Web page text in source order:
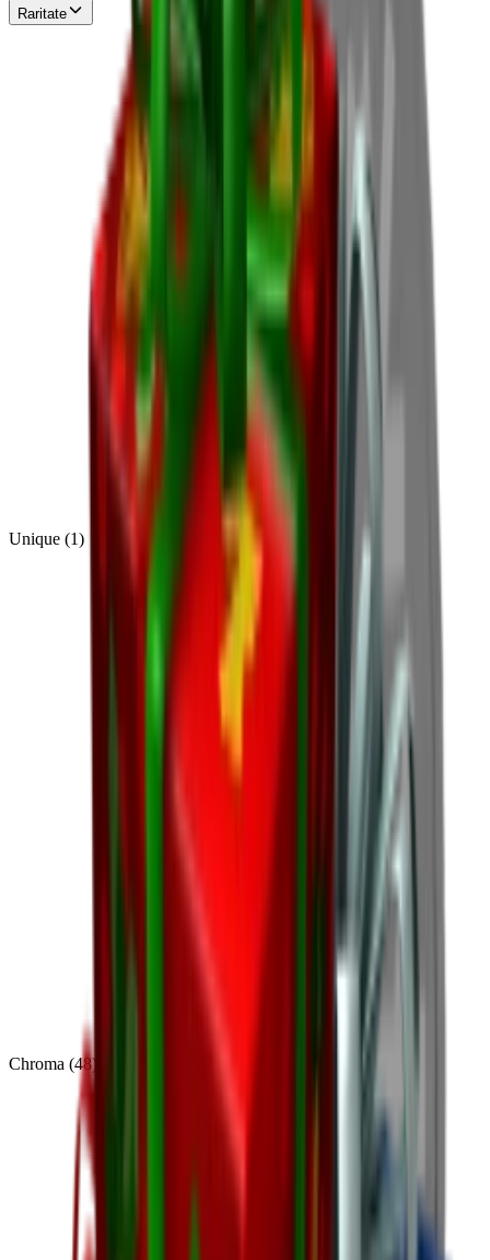
Raritate
Unique (1)
Chroma (48)